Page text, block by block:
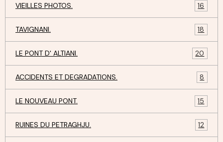
VIEILLES PHOTOS. 16
TAVIGNANI. 18
LE PONT D' ALTIANI. 20
ACCIDENTS ET DEGRADATIONS. 8
LE NOUVEAU PONT. 15
RUINES DU PETRAGHJU. 12